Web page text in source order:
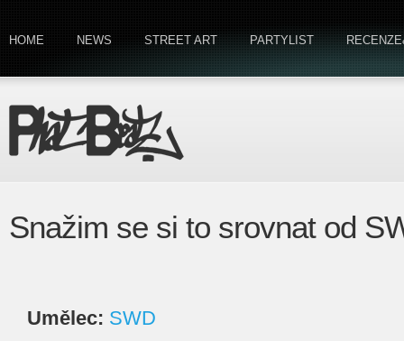
HOME NEWS STREET ART PARTYLIST
Snažim se si to srovnat od
Umělec: SWD